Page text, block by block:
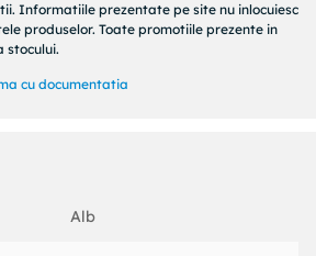
Informatiile prezentate pe site nu inlocuiesc
produselor. Toate promotiile prezente in
stocului.
cu documentatia
Alb